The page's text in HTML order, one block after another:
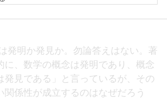
発明か発見か。勿論答えはない。著
に、数学の概念は発明であり、概念
発見である」と言っているが、その
関係性が成立するのはなぜだろう